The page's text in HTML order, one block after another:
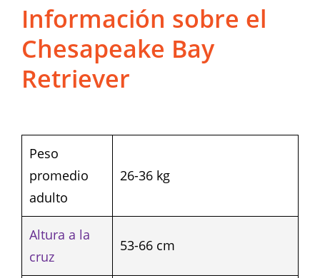
Información sobre el
Chesapeake Bay
Retriever
Peso
promedio
adulto
26-36 kg
Altura a la
cruz
53-66 cm